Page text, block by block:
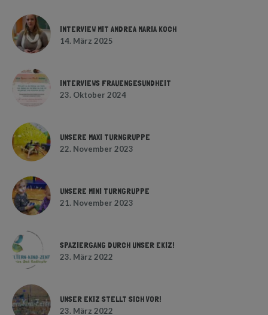
INTERVIEW MIT ANDREA MARIA KOCH
14. März 2025
INTERVIEWS FRAUENGESUNDHEIT
23. Oktober 2024
UNSERE MAXI TURNGRUPPE
22. November 2023
UNSERE MINI TURNGRUPPE
21. November 2023
SPAZIERGANG DURCH UNSER EKIZ!
23. März 2022
UNSER EKIZ STELLT SICH VOR!
23. März 2022